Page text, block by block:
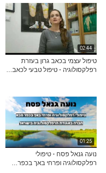
02:44
טיפול עצמי בכאב גרון בעזרת
רפלקסולוגיה - טיפול טבעי לכאב...
01:25
נועה גנאל פסח - טיפולי
רפלקסולוגיה ופרחי באך בכפר...